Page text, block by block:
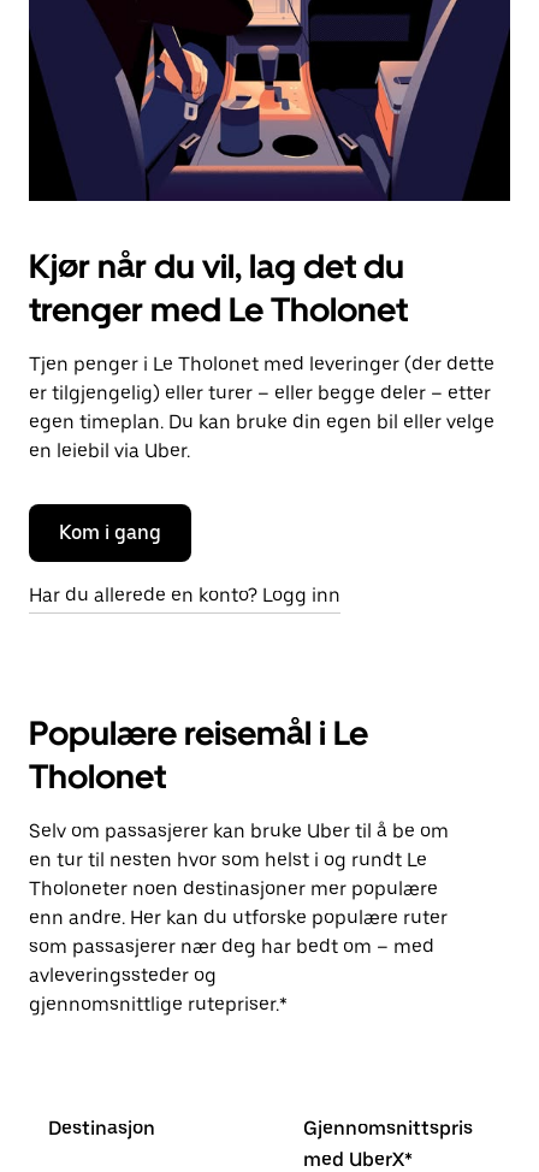
kalenderen.
Kjør når du vil, lag det du
trenger med Le Tholonet
Tjen penger i Le Tholonet med leveringer (der dette
er tilgjengelig) eller turer – eller begge deler – etter
egen timeplan. Du kan bruke din egen bil eller velge
en leiebil via Uber.
Kom i gang
Har du allerede en konto? Logg inn
Populære reisemål i Le
Tholonet
Selv om passasjerer kan bruke Uber til å be om
en tur til nesten hvor som helst i og rundt Le
Tholoneter noen destinasjoner mer populære
enn andre. Her kan du utforske populære ruter
som passasjerer nær deg har bedt om – med
avleveringssteder og
gjennomsnittlige rutepriser.*
Destinasjon
Gjennomsnittspris
med UberX*